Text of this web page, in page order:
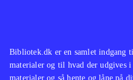
Bibliotek.dk er en samlet indgang
materialer og til hvad der udgives
materialer og så hente og låne på